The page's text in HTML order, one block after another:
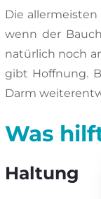
Die
wenn der
natürlich noch
gibt Hoffnung.
Darm
Was
Haltung